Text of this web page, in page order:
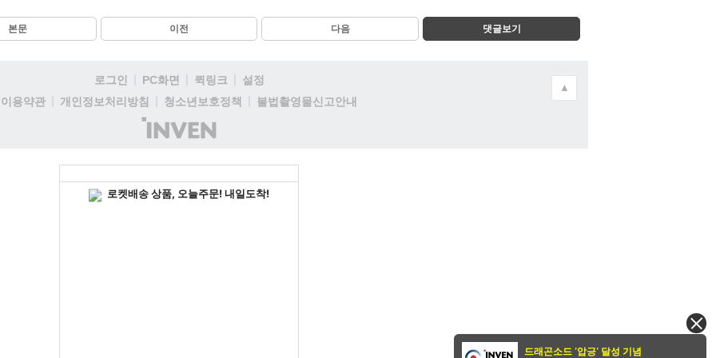
본문 이전 다음 댓글보기
로그인 PC화면 퀵링크
설정
이용약관
개인정보처리방침 청소년보호정책
불법촬영물신고안내
(주)
인
▲
드래곤소드 '압긍' 달성 기념